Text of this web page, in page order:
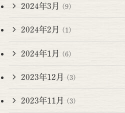
2024年3月 (9)
2024年2月 (1)
2024年1月 (6)
2023年12月 (3)
2023年11月 (3)